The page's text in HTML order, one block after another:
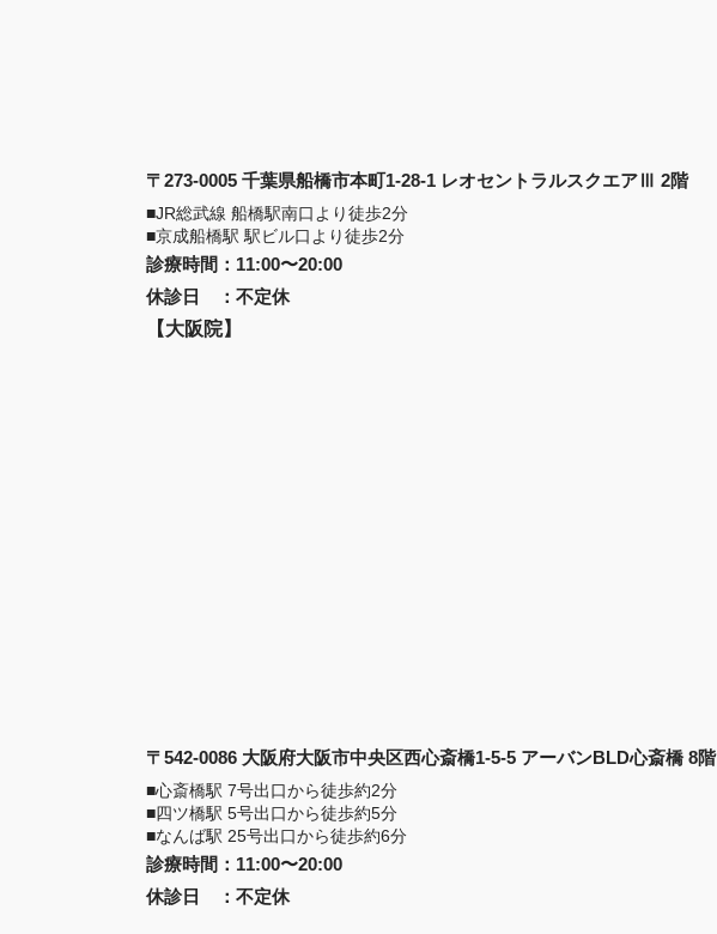
〒273-0005 千葉県船橋市本町1-28-1 レオセントラルスクエアⅢ 2階
■JR総武線 船橋駅南口より徒歩2分
■京成船橋駅 駅ビル口より徒歩2分
診療時間 ： 11:00〜20:00
休診日
： 不定休
【大阪院】
〒542-0086 大阪府大阪市中央区西心斎橋1-5-5 アーバンBLD心斎橋 8階
■心斎橋駅 7号出口から徒歩約2分
■四ツ橋駅 5号出口から徒歩約5分
■なんば駅 25号出口から徒歩約6分
診療時間 ： 11:00〜20:00
休診日
： 不定休